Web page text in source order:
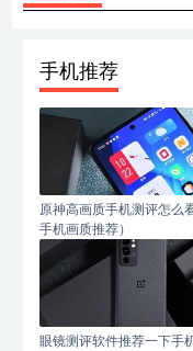
手机推荐
原神高画质手机测评怎么
手机画质推荐）
眼镜测评软件推荐一下手